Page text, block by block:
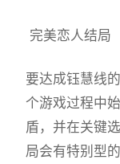
完美恋人结局
要达成钰慧线
个游戏过程中
盾，并在关键
局会有特别型